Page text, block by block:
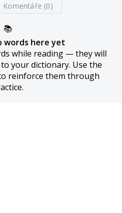
Komentáře (0)
📚
words here yet
while reading — they will
your dictionary. Use the
reinforce them through